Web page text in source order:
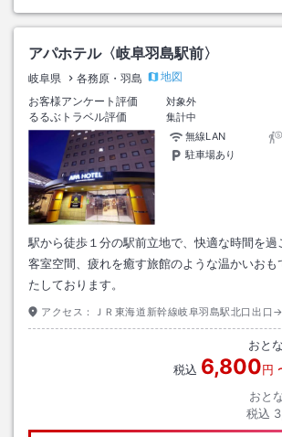
アパホテル〈岐阜羽島駅前〉
岐阜県 各務原・羽島
地図
お客様アンケート評価
対象外
るるぶトラベル評価
集計中
無線LAN
駐車場あり
駅から徒歩１分の駅前立地で、快適な時間を過
客室空間、疲れを癒す旅館のような温かいおも
たしております。
アクセス： ＪＲ東海道新幹線岐阜羽島駅北口出口
おとな
税込 6,800円
おと
税込